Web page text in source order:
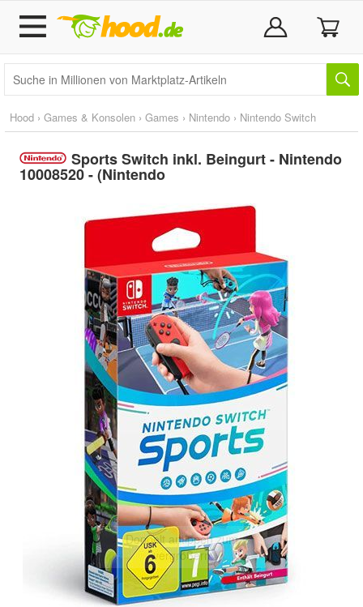
Hood › Games & Konsolen › Games › Nintendo › Nintendo Switch
Sports Switch inkl. Beingurt - Nintendo
10008520 - (Nintendo
Doppelt antippen zum
vergrößern